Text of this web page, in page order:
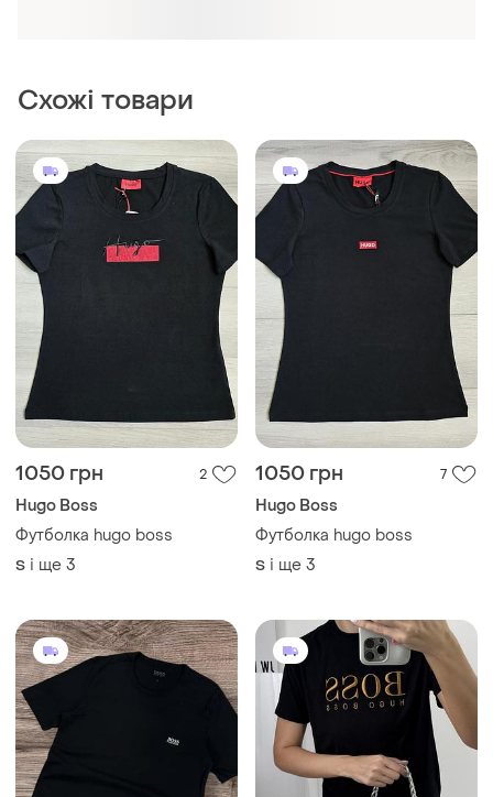
Схожі товари
1050 грн 2
Hugo Boss
Футболка hugo boss
S і ще 3
1050 грн 7
Hugo Boss
Футболка hugo boss
S і ще 3